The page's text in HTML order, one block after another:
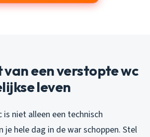
van een verstopte wc
leven
is niet alleen een technisch
je hele dag in de war schoppen. Stel